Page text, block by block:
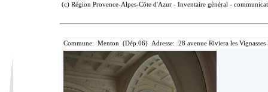
(c) Région Provence-Alpes-Côte d'Azur - Inventaire général -
Commune: Menton (Dép.06) Adresse: 28 avenue Riviera les